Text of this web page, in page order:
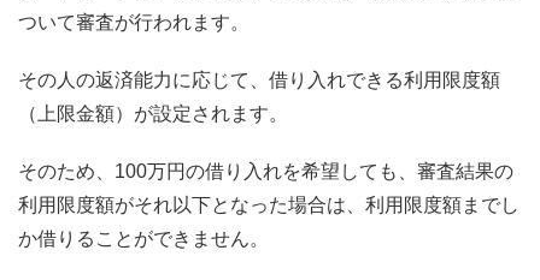
ついて審査が行われます。
その人の返済能力に応じて、借り入れできる利用限度額
（上限金額）が設定されます。
そのため、100万円の借り入れを希望しても、審査結果の
利用限度額がそれ以下となった場合は、利用限度額までし
か借りることができません。